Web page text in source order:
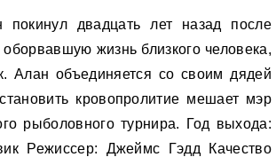
жизнь близкого человека,
Алан объединяется со своим дядей
кровопролитие мешает мэр
рыболовного турнира. Год выхода:
Режиссер: Джеймс Гэдд Качество